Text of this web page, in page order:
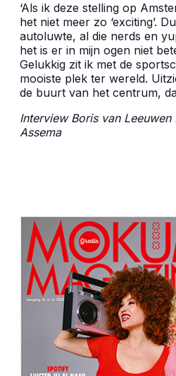
‘Als ik deze stelling op
het niet meer zo ‘exciting’.
autoluwte, al die nerds en
het is er in mijn ogen niet
Gelukkig zit ik met de
mooiste plek ter wereld.
de buurt van het centrum,
Interview Boris van Leeuwen
Assema